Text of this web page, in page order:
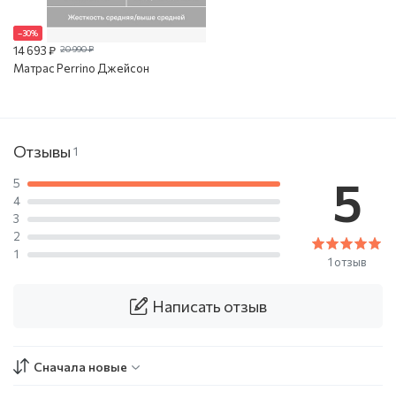
–30%
14 693 ₽ 20 990 ₽
Матрас Perrino Джейсон
Отзывы 1
5
4
3
2
1
5
1 отзыв
Написать отзыв
Сначала новые